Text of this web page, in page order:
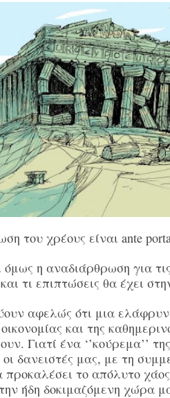
του χρέους είναι ante
όμως η αναδιάρθρωση για
τι επιπτώσεις θα έχει
αφελώς ότι μια
και της
Γιατί ένα ‘’κούρεμα’’
οι δανειστές μας, με τη
προκαλέσει το απόλυτο
ήδη δοκιμαζόμενη χώρα